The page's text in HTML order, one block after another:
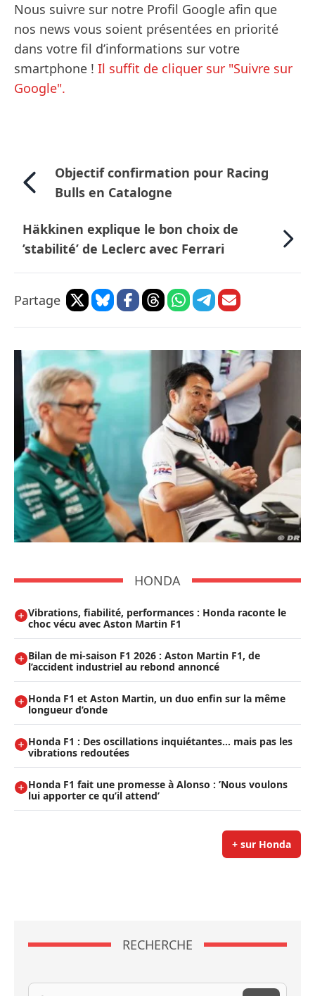
Nous suivre sur notre Profil Google afin que
nos news vous soient présentées en priorité
dans votre fil d’informations sur votre
smartphone ! Il suffit de cliquer sur "Suivre sur
Google".
Objectif confirmation pour Racing
Bulls en Catalogne
Häkkinen explique le bon choix de
’stabilité’ de Leclerc avec Ferrari
Partage
HONDA
Vibrations, fiabilité, performances : Honda raconte le
choc vécu avec Aston Martin F1
Bilan de mi-saison F1 2026 : Aston Martin F1, de
l’accident industriel au rebond annoncé
Honda F1 et Aston Martin, un duo enfin sur la même
longueur d’onde
Honda F1 : Des oscillations inquiétantes… mais pas les
vibrations redoutées
Honda F1 fait une promesse à Alonso : ’Nous voulons
lui apporter ce qu’il attend’
+ sur Honda
RECHERCHE
Recherche